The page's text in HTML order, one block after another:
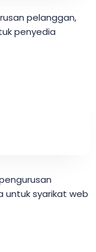
pelanggan,
penyedia
untuk syarikat web